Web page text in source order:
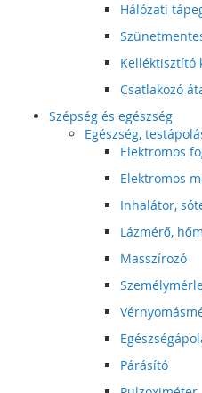
Hálózati
Kelléktisztító
Csatlakozó
Szépség és egészség
Egészség,
Elektromos
Elektromos
Inhalátor,
Lázmérő,
Masszírozó
Párásító